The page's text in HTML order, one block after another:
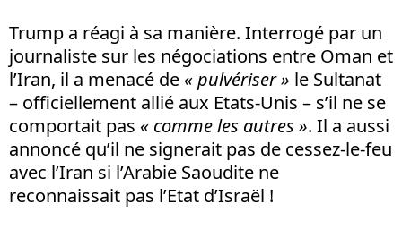
Trump a réagi à sa manière. Interrogé par un
journaliste sur les négociations entre Oman et
l’Iran, il a menacé de « pulvériser » le Sultanat
– officiellement allié aux Etats-Unis – s’il ne se
comportait pas « comme les autres ». Il a aussi
annoncé qu’il ne signerait pas de cessez-le-feu
avec l’Iran si l’Arabie Saoudite ne
reconnaissait pas l’Etat d’Israël !